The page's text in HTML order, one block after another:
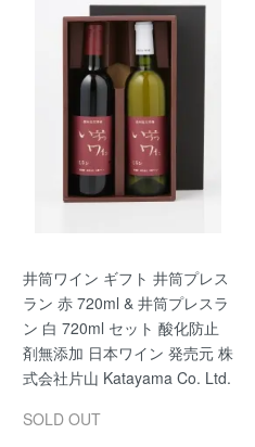
井筒ワイン ギフト 井筒プレス
ラン 赤 720ml & 井筒プレスラ
ン 白 720ml セット 酸化防止
剤無添加 日本ワイン 発売元 株
式会社片山 Katayama Co. Ltd.
SOLD OUT